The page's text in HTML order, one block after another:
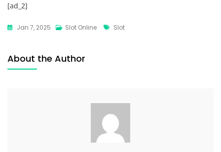
[ad_2]
Jan 7, 2025 Slot Online Tags
Slot
About the Author